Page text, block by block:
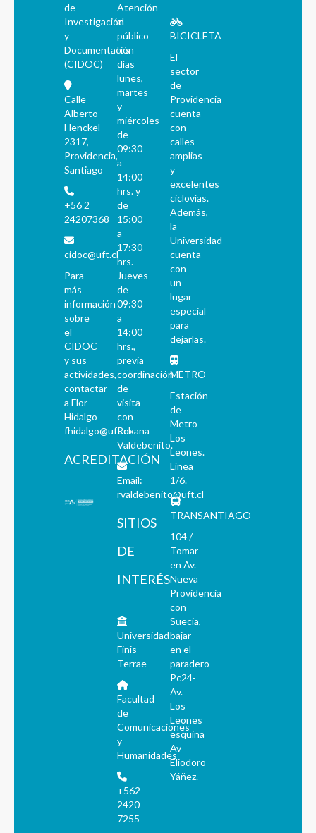
de
Investigación
y
Documentación
(CIDOC)
Calle
Alberto
Henckel
2317,
Providencia,
Santiago
+56 2
24207368
cidoc@uft.cl
Para
más
información
sobre
el
CIDOC
y sus
actividades,
contactar
a Flor
Hidalgo
fhidalgo@uft.cl
ACREDITACIÓN
Atención
al
público
los
días
lunes,
martes
y
miércoles
de
09:30
a
14:00
hrs. y
de
15:00
a
17:30
hrs.
Jueves
de
09:30
a
14:00
hrs.,
previa
coordinación
de
visita
con
Roxana
Valdebenito.
Email:
rvaldebenito@uft.cl
SITIOS
DE
INTERÉS
Universidad
Finis
Terrae
Facultad
de
Comunicaciones
y
Humanidades
+562
2420
7255
BICICLETA
El
sector
de
Providencia
cuenta
con
calles
amplias
y
excelentes
ciclovías.
Además,
la
Universidad
cuenta
con
un
lugar
especial
para
dejarlas.
METRO
Estación
de
Metro
Los
Leones.
Línea
1/6.
TRANSANTIAGO
104 /
Tomar
en Av.
Nueva
Providencia
con
Suecia,
bajar
en el
paradero
Pc24-
Av.
Los
Leones
esquina
Av
Eliodoro
Yáñez.